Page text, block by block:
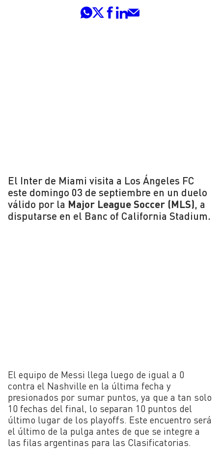
El Inter de Miami visita a Los Ángeles FC
este domingo 03 de septiembre en un duelo
válido por la Major League Soccer (MLS), a
disputarse en el Banc of California Stadium.
El equipo de Messi llega luego de igual a 0
contra el Nashville en la última fecha y
presionados por sumar puntos, ya que a tan solo
10 fechas del final, lo separan 10 puntos del
último lugar de los playoffs. Este encuentro será
el último de la pulga antes de que se integre a
las filas argentinas para las Clasificatorias.